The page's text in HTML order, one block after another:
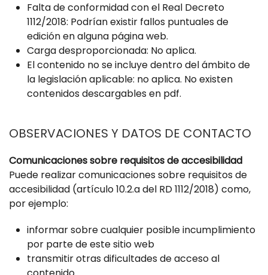
Falta de conformidad con el Real Decreto
1112/2018: Podrían existir fallos puntuales de
edición en alguna página web.
Carga desproporcionada: No aplica.
El contenido no se incluye dentro del ámbito de
la legislación aplicable: no aplica. No existen
contenidos descargables en pdf.
OBSERVACIONES Y DATOS DE CONTACTO
Comunicaciones sobre requisitos de accesibilidad
Puede realizar comunicaciones sobre requisitos de
accesibilidad (artículo 10.2.a del RD 1112/2018) como,
por ejemplo:
informar sobre cualquier posible incumplimiento
por parte de este sitio web
transmitir otras dificultades de acceso al